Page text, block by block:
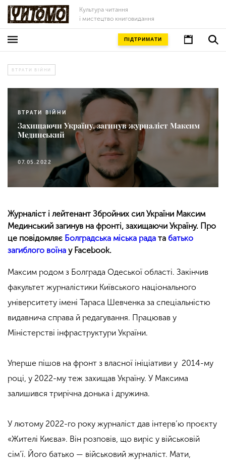
Культура читання
і мистецтво книговидання
ПІДТРИМАТИ
ВТРАТИ ВІЙНИ
ВТРАТИ ВІЙНИ
Захищаючи Україну, загинув журналіст Максим
Мединський
07.05.2022
Журналіст і лейтенант Збройних сил України Максим
Мединський загинув на фронті, захищаючи Україну. Про
це повідомляє Болградська міська рада та батько
загиблого воїна у Facebook.
Максим родом з Болграда Одеської області. Закінчив
факультет журналістики Київського національного
університету імені Тараса Шевченка за спеціальністю
видавнича справа й редагування. Працював у
Міністерстві інфраструктури України.
Уперше пішов на фронт з власної ініціативи у 2014-му
році, у 2022-му теж захищав Україну. У Максима
залишився трирічна донька і дружина.
У лютому 2022-го року журналіст дав інтерв’ю проєкту
«Жителі Києва». Він розповів, що виріс у військовій
сім’ї. Його батько ­ — військовий журналіст. Мати,